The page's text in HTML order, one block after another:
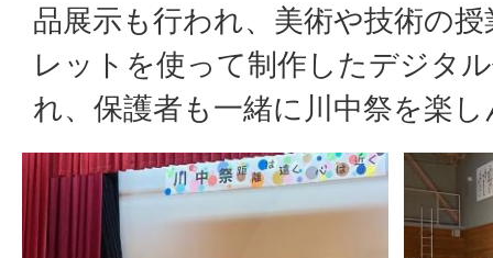
品展示も行われ、美術や技術の
レットを使って制作したデジタ
れ、保護者も一緒に川中祭を楽